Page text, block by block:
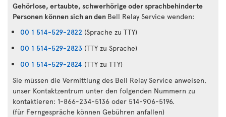
Gehörlose, ertaubte, schwerhörige oder sprachbehinderte
Personen können sich an den Bell Relay Service wenden:
00 1 514-529-2822 (Sprache zu TTY)
00 1 514-529-2823 (TTY zu Sprache)
00 1 514-529-2824 (TTY zu TTY)
Sie müssen die Vermittlung des Bell Relay Service anweisen,
unser Kontaktzentrum unter den folgenden Nummern zu
kontaktieren: 1-866-234-5136 oder 514-906-5196.
(für Ferngespräche können Gebühren anfallen)